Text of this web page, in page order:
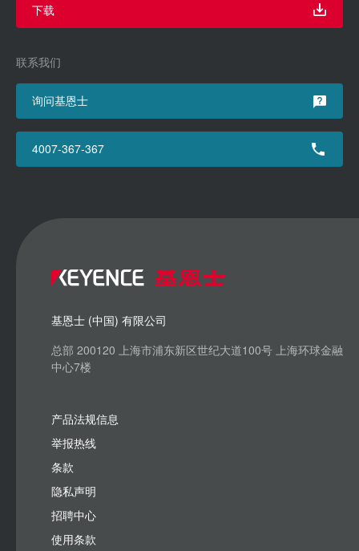
下载
联系我们
询问基恩士
4007-367-367
基恩士 (中国) 有限公司
总部 200120 上海市浦东新区世纪大道100号 上海环球金融
中心7楼
产品法规信息
举报热线
条款
隐私声明
招聘中心
使用条款